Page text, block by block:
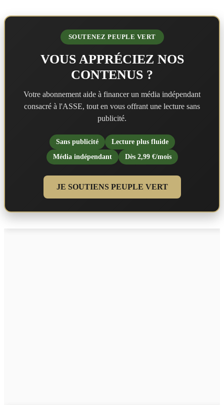
SOUTENEZ PEUPLE VERT
VOUS APPRÉCIEZ NOS
CONTENUS ?
Votre abonnement aide à financer un média indépendant
consacré à l'ASSE, tout en vous offrant une lecture sans
publicité.
Sans publicité
Lecture plus fluide
Média indépendant
Dès 2,99 €/mois
JE SOUTIENS PEUPLE VERT